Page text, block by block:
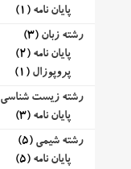
پایان نامه (1)
رشته زبان (3)
پایان نامه (2)
پروپوزال (1)
رشته زیست شناسی
پایان نامه (3)
رشته شیمی (5)
پایان نامه (5)